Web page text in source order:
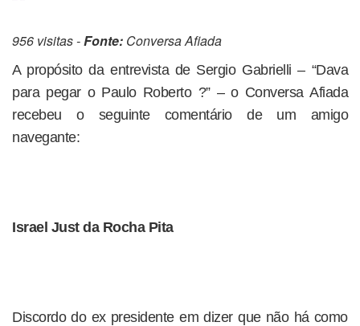
956 visitas -Fonte: Conversa Afiada
A propósito da entrevista de Sergio Gabrielli – “Dava
para pegar o Paulo Roberto ?” – o Conversa Afiada
recebeu o seguinte comentário de um amigo
navegante:
Israel Just da Rocha Pita
Discordo do ex presidente em dizer que não há como